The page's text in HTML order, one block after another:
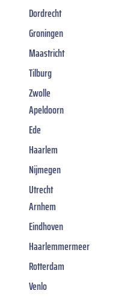
Dordrecht
Groningen
Maastricht
Tilburg
Zwolle
Apeldoorn
Ede
Haarlem
Nijmegen
Utrecht
Arnhem
Eindhoven
Haarlemmermeer
Rotterdam
Venlo